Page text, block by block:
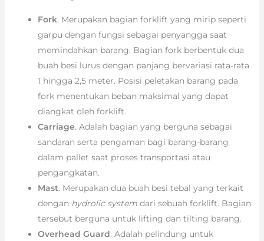
Fork. Merupakan bagian forklift yang mirip seperti
garpu dengan fungsi sebagai penyangga saat
memindahkan barang. Bagian fork berbentuk dua
buah besi lurus dengan panjang bervariasi rata-rata
1 hingga 2,5 meter. Posisi peletakan barang pada
fork menentukan beban maksimal yang dapat
diangkat oleh forklift.
Carriage. Adalah bagian yang berguna sebagai
sandaran serta pengaman bagi barang-barang
dalam pallet saat proses transportasi atau
pengangkatan.
Mast. Merupakan dua buah besi tebal yang terkait
dengan hydrolic systemdari sebuah forklift. Bagian
tersebut berguna untuk lifting dan tilting barang.
Overhead Guard. Adalah pelindung untuk